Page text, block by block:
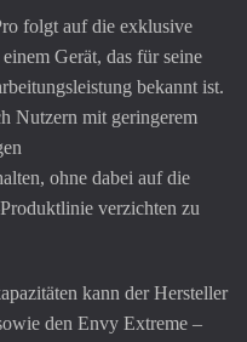
folgt auf die exklusive
Gerät, das für seine
bekannt ist.
Nutzern mit geringerem
ohne dabei auf die
verzichten zu
kann der Hersteller
den Envy Extreme –